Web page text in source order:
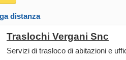
distanza
Traslochi Vergani Snc
Servizi di trasloco di abitazioni e